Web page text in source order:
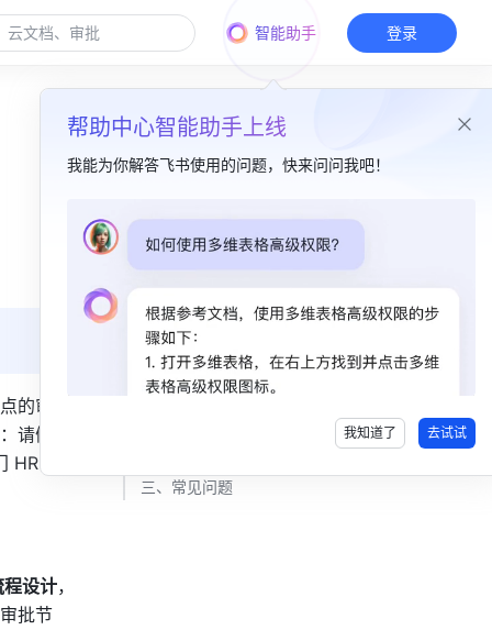
智能助手
帮助中心智能助手上线
我能为你解答飞书使用的问题，快来问问我吧！
我知道了 去试试
登录
的审批
请假时
共同
设计，
批节
本篇目录
二、操作流程​
添加审批节点​
三、常见问题​